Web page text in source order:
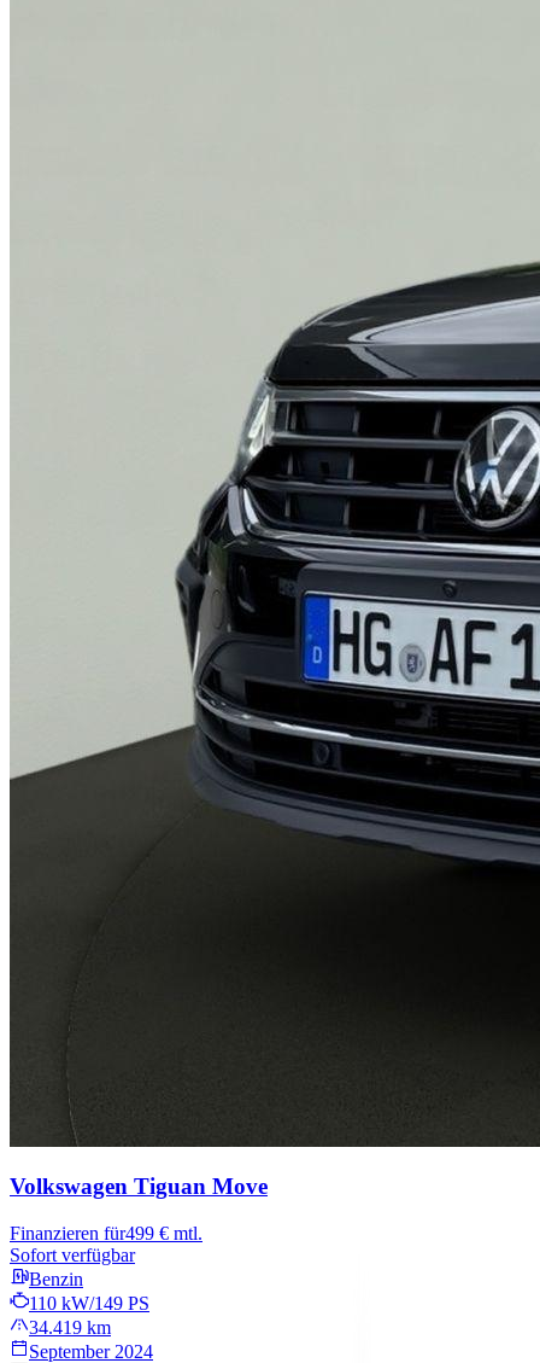
Volkswagen Tiguan Move
Finanzieren für499 € mtl.
Sofort verfügbar
Benzin
110 kW/149 PS
34.419 km
September 2024